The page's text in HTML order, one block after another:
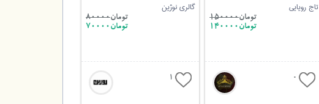
تاج رویایی
تومان150000
تومان140000
0
گالری نوژین
تومان80000
تومان70000
1